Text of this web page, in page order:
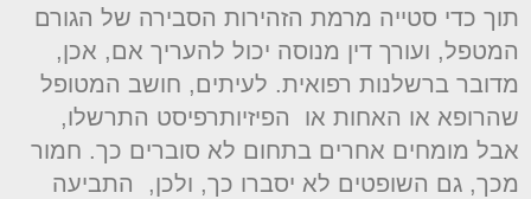
כדי סטייה מרמת הזהירות הסבירה של הגורם
ועורך דין מנוסה יכול להעריך אם, אכן,
ברשלנות רפואית. לעיתים, חושב המטופל
או האחות או הפיזיותרפיסט התרשלו,
מומחים אחרים בתחום לא סוברים כך. חמור
גם השופטים לא יסברו כך, ולכן, התביעה